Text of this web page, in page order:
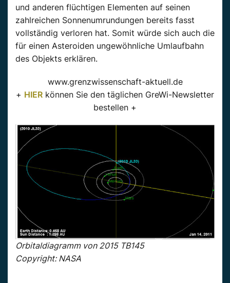
und anderen flüchtigen Elementen auf seinen
zahlreichen Sonnenumrundungen bereits fasst
vollständig verloren hat. Somit würde sich auch die
für einen Asteroiden ungewöhnliche Umlaufbahn
des Objekts erklären.
www.grenzwissenschaft-aktuell.de
+ HIER können Sie den täglichen GreWi-Newsletter
bestellen +
Orbitaldiagramm von 2015 TB145
Copyright: NASA